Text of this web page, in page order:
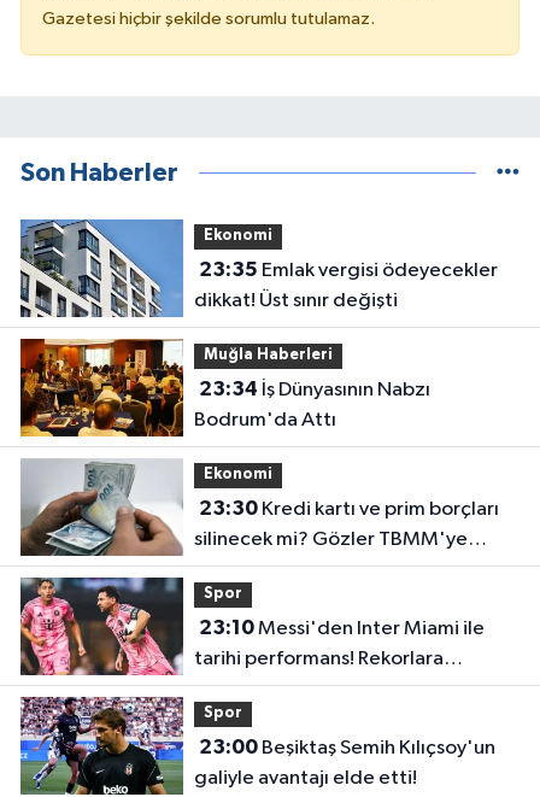
Gazetesi hiçbir şekilde sorumlu tutulamaz.
Son Haberler
Ekonomi
23:35
dikkat! Üst sınır değişti
Muğla Haberleri
23:34
Bodrum'da Attı
Ekonomi
23:30Kredi kartı ve prim borçları
silinecek mi? Gözler TBMM'ye
çevrildi
Spor
23:10Messi'den Inter Miami ile
tarihi performans! Rekorlara
doymuyor
Spor
23:00Beşiktaş Semih Kılıçsoy'un
galiyle avantajı elde etti!